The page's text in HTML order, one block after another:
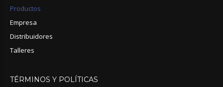
Productos
Empresa
Distribuidores
Talleres
TÉRMINOS Y POLÍTICAS